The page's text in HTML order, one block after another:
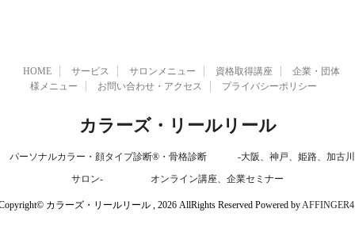
HOME サービス サロンメニュー 資格取得講座
企業・団体
様メニュー
お問い合わせ・アクセス プライバシーポリシー
カラーズ・リールリール
パーソナルカラー・顔タイプ診断®・骨格診断 -大阪、神戸、姫路、加古川
サロン- オンライン講座、企業セミナー
カラーズ・リールリール , 2026 AllRights Reserved Powered by AFFINGER4